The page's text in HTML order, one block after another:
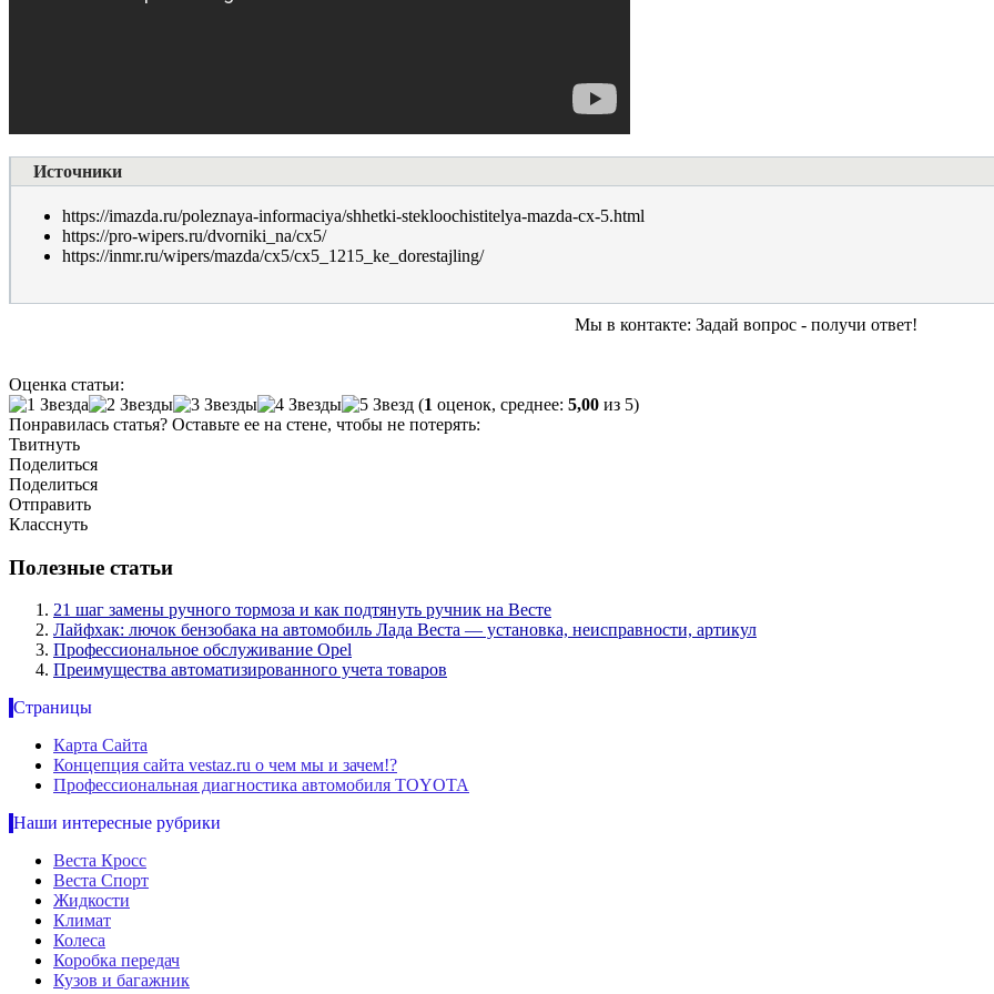
Источники
https://imazda.ru/poleznaya-informaciya/shhetki-stekloochistitelya-mazda-cx-5.html
https://pro-wipers.ru/dvorniki_na/cx5/
https://inmr.ru/wipers/mazda/cx5/cx5_1215_ke_dorestajling/
Мы в контакте: Задай вопрос - получи ответ!
Оценка статьи:
(1 оценок, среднее: 5,00 из 5)
Понравилась статья? Оставьте ее на стене, чтобы не потерять:
Твитнуть
Поделиться
Поделиться
Отправить
Класснуть
Полезные статьи
21 шаг замены ручного тормоза и как подтянуть ручник на Весте
Лайфхак: лючок бензобака на автомобиль Лада Веста — установка, неисправности, артикул
Профессиональное обслуживание Opel
Преимущества автоматизированного учета товаров
Страницы
Карта Сайта
Концепция сайта vestaz.ru о чем мы и зачем!?
Профессиональная диагностика автомобиля TOYOTA
Наши интересные рубрики
Веста Кросс
Веста Спорт
Жидкости
Климат
Колеса
Коробка передач
Кузов и багажник